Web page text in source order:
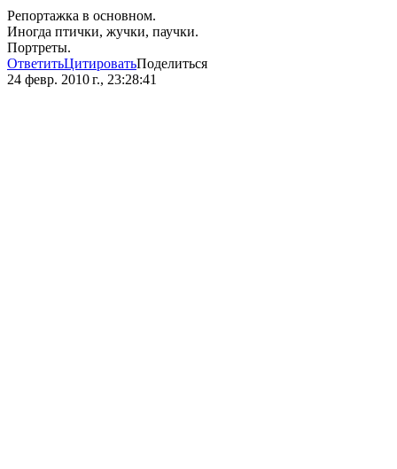
Репортажка в основном.
Иногда птички, жучки, паучки.
Портреты.
ОтветитьЦитироватьПоделиться
24 февр. 2010 г., 23:28:41